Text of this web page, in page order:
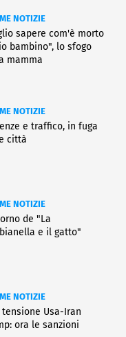
NOTIZIE
sapere com'è morto
bambino", lo sfogo
mamma
NOTIZIE
e traffico, in fuga
città
NOTIZIE
de "La
e il gatto"
NOTIZIE
Usa-Iran
ora le sanzioni